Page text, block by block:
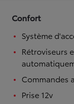
Confort
Système
Rétroviseurs
Commandes
Prise 12v